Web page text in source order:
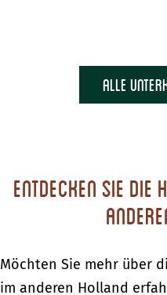
alle
Entdecken Sie
Möchten Sie mehr über
im anderen Holland